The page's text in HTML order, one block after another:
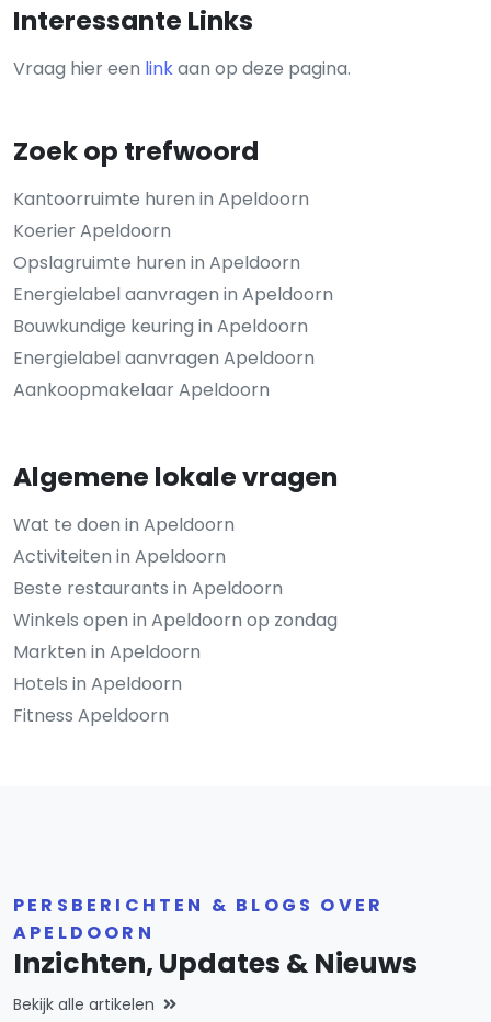
Interessante Links
Vraag hier een linkaan op deze pagina.
Zoek op trefwoord
Kantoorruimte huren in Apeldoorn
Koerier Apeldoorn
Opslagruimte huren in Apeldoorn
Energielabel aanvragen in Apeldoorn
Bouwkundige keuring in Apeldoorn
Energielabel aanvragen Apeldoorn
Aankoopmakelaar Apeldoorn
Algemene lokale vragen
Wat te doen in Apeldoorn
Activiteiten in Apeldoorn
Beste restaurants in Apeldoorn
Winkels open in Apeldoorn op zondag
Markten in Apeldoorn
Hotels in Apeldoorn
Fitness Apeldoorn
PERSBERICHTEN & BLOGS OVER
APELDOORN
Inzichten, Updates & Nieuws
Bekijk alle artikelen